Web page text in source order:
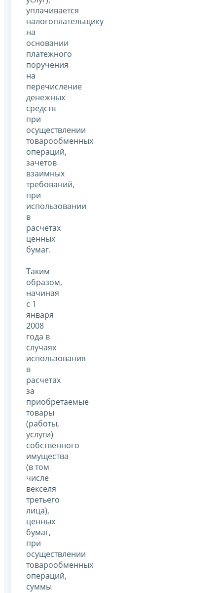
уплачивается
налогоплательщику
на
основании
платежного
поручения
на
перечисление
денежных
средств
при
осуществлении
товарообменных
операций,
зачетов
взаимных
требований,
при
использовании
в
расчетах
ценных
бумаг.
Таким
образом,
начиная
с 1
января
2008
года в
случаях
использования
в
расчетах
за
приобретаемые
товары
(работы,
услуги)
собственного
имущества
(в том
числе
векселя
третьего
лица),
ценных
бумаг,
при
осуществлении
товарообменных
операций,
суммы